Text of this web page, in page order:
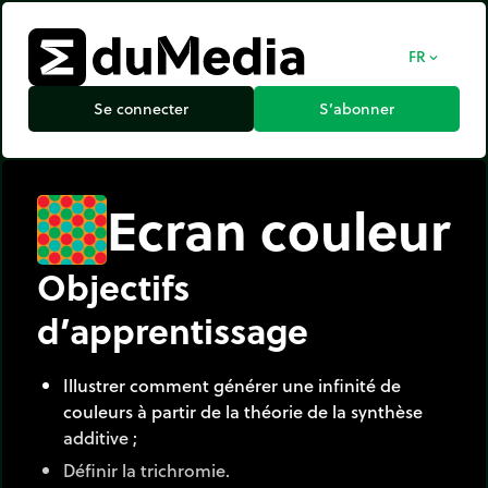
FR expand_more
Se connecter S’abonner
Ecran couleur
Objectifs
d’apprentissage
Illustrer comment générer une infinité de
couleurs à partir de la théorie de la synthèse
additive ;
Définir la trichromie.